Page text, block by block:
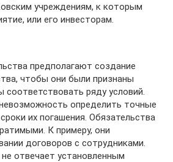
учреждениям, к которым
или его инвесторам.
предполагают создание
чтобы они были признаны
ряду условий.
определить точные
их погашения. Обязательства
К примеру, они
договоров с сотрудниками.
отвечает установленным